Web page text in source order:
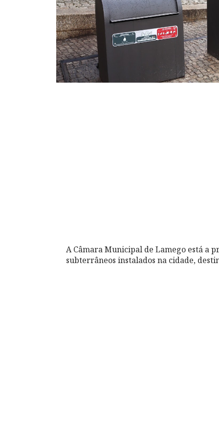
A Câmara Municipal de Lamego está a
subterrâneos instalados na cidade,